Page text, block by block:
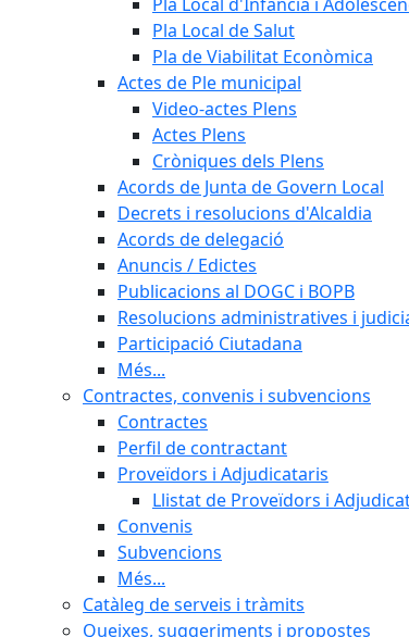
Pla Local de Salut
Pla de Viabilitat Econòmica
Actes de Ple municipal
Video-actes Plens
Actes Plens
Cròniques dels Plens
Acords de Junta de Govern Local
Decrets i resolucions d'Alcaldia
Acords de delegació
Anuncis / Edictes
Publicacions al DOGC i BOPB
Resolucions administratives i
Participació Ciutadana
Més...
Contractes, convenis i subvencions
Contractes
Perfil de contractant
Proveïdors i Adjudicataris
Llistat de Proveïdors i
Convenis
Subvencions
Més...
Catàleg de serveis i tràmits
Queixes, suggeriments i propostes